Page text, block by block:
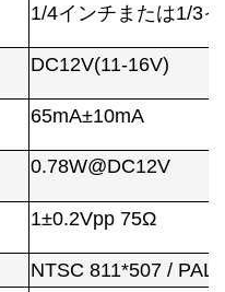
1/4インチまたは1/3
DC12V(11-16V)
65mA±10mA
0.78W@DC12V
1±0.2Vpp 75Ω
NTSC 811*507 / PAL